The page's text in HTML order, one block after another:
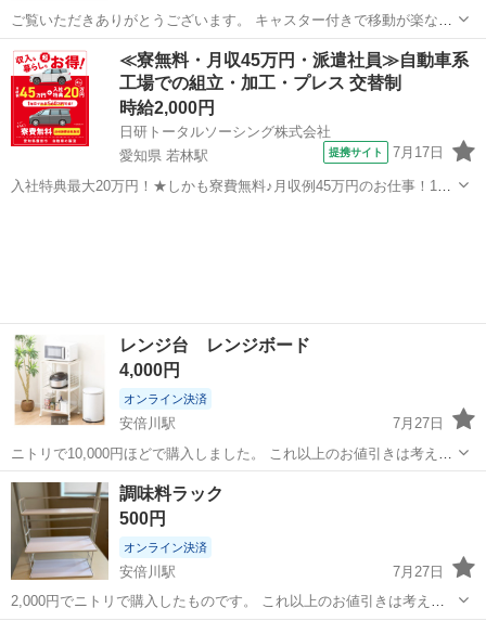
ご覧いただきありがとうございます。 キャスター付きで移動が楽な、
便利な隙間収納ラックです。 内部の仕切り板は高さを自由に調整でき
るため、収納するものに合わせてお使いいただけます。 ■ 商品サイズ
幅55cm × 奥行2...
静岡 富士市 収納家具
≪寮無料・月収45万円・派遣社員≫自動車系
工場での組立・加工・プレス 交替制
時給2,000円
日研トータルソーシング株式会社
愛知県 若林駅
提携サイト 7月17日
入社特典最大20万円！★しかも寮費無料♪月収例45万円のお仕事！1年
レンジ台 レンジボード
4,000円
オンライン決済
安倍川駅
7月27日
ニトリで10,000円ほどで購入しました。 これ以上のお値引きは考えて
おりません。 炊飯器なども収納できるスライド式の棚がついているも
のです。 約2年ほどしか使用しておりませんが、細かい傷汚れなどは
あります。 ...
静岡 静岡市 安倍川駅
調味料ラック
500円
オンライン決済
安倍川駅
7月27日
2,000円でニトリで購入したものです。 これ以上のお値引きは考えて